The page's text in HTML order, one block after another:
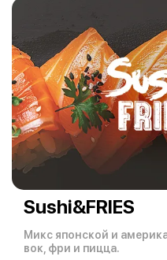
Sushi&FRIES
Микс японской и
вок, фри и пицца.